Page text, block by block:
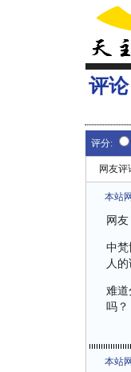
评论
评分:
网友评
本站
网友
中梵
人
难道
吗？
本站